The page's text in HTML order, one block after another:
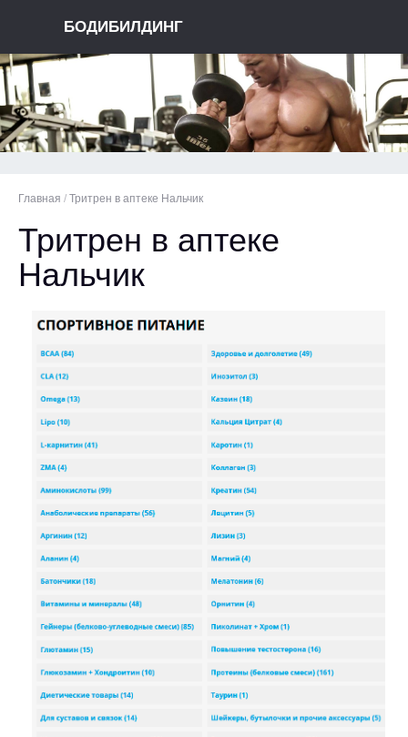
БОДИБИЛДИНГ
Главная / Тритрен в аптеке Нальчик
Тритрен в аптеке
Нальчик